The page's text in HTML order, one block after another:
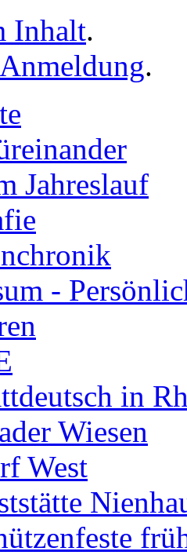
Inhalt.
.
Jahreslauf
-
in
Wiesen
West